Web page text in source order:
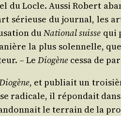
du Locle. Aus­si Robert
sérieuse du jour­nal, les
duNatio­nal suisse qui
la plus solen­nelle,
– Le Dio­gène ces­sa de
, et publiait un
radi­cale, il répon­dait
le ter­rain de la